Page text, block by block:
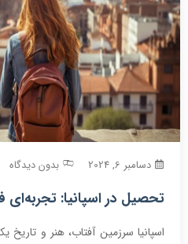
دسامبر 6, 2024 بدون دیدگاه
تحصیل در اسپانیا: تجربه‌ای
اسپانیا سرزمین آفتاب، هنر و